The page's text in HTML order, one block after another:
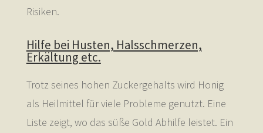
Risiken.
Hilfe bei Husten, Halsschmerzen,
Erkältung etc.
Trotz seines hohen Zuckergehalts wird Honig
als Heilmittel für viele Probleme genutzt. Eine
Liste zeigt, wo das süße Gold Abhilfe leistet. Ein